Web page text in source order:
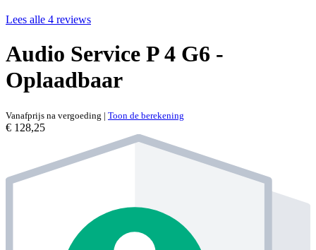
Lees alle 4 reviews
Audio Service P 4 G6 -
Oplaadbaar
Vanafprijs na vergoeding | Toon de berekening
€ 128,25